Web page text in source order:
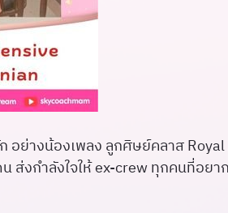
ย่างน้องเพลง ลูกศิษย์คลาส
ส่งกำลังใจให้ ex-crew ทุกคนที่อย